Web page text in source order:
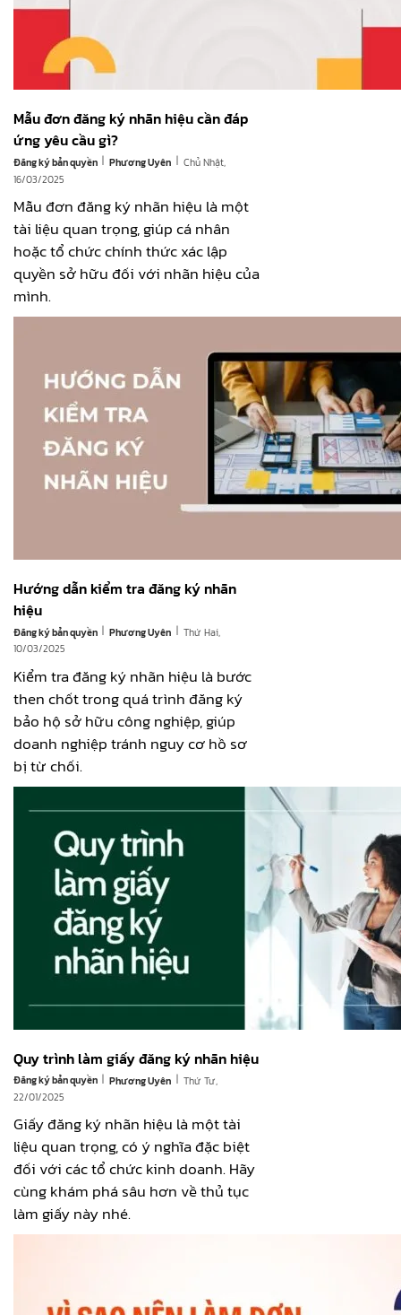
Mẫu đơn đăng ký nhãn hiệu cần đáp
ứng yêu cầu gì?
Đăng ký bản quyền | Phương Uyên | Chủ Nhật,
16/03/2025
Mẫu đơn đăng ký nhãn hiệu là một
tài liệu quan trọng, giúp cá nhân
hoặc tổ chức chính thức xác lập
quyền sở hữu đối với nhãn hiệu của
mình.
Hướng dẫn kiểm tra đăng ký nhãn
hiệu
Đăng ký bản quyền | Phương Uyên | Thứ Hai,
10/03/2025
Kiểm tra đăng ký nhãn hiệu là bước
then chốt trong quá trình đăng ký
bảo hộ sở hữu công nghiệp, giúp
doanh nghiệp tránh nguy cơ hồ sơ
bị từ chối.
Quy trình làm giấy đăng ký nhãn hiệu
Đăng ký bản quyền | Phương Uyên | Thứ Tư,
22/01/2025
Giấy đăng ký nhãn hiệu là một tài
liệu quan trọng, có ý nghĩa đặc biệt
đối với các tổ chức kinh doanh. Hãy
cùng khám phá sâu hơn về thủ tục
làm giấy này nhé.